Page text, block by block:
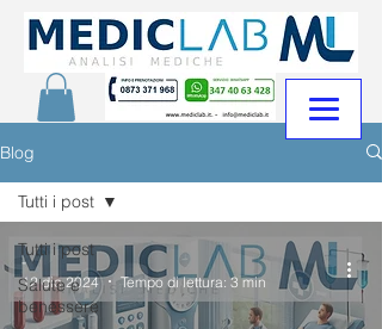
Blog
Tutti i post
Salute e
benessere
Tutti i post
-
12 dic 2024
Tempo di lettura: 3 min